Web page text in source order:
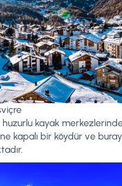
kayak
kapalı bir köydür ve